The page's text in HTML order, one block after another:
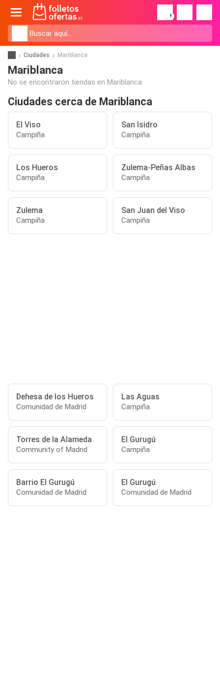
!
Ciudades Mariblanca
Mariblanca
No se encontraron tiendas en Mariblanca.
Ciudades cerca de Mariblanca
El Viso
Campiña
San Isidro
Campiña
Los Hueros
Campiña
Zulema-Peñas Albas
Campiña
Zulema
Campiña
San Juan del Viso
Campiña
Dehesa de los Hueros
Comunidad de Madrid
Las Aguas
Campiña
Torres de la Alameda
Community of Madrid
El Gurugú
Campiña
Barrio El Gurugú
Comunidad de Madrid
El Gurugú
Comunidad de Madrid